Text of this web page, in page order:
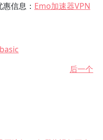
信息： Emo加速器VPN
后一个